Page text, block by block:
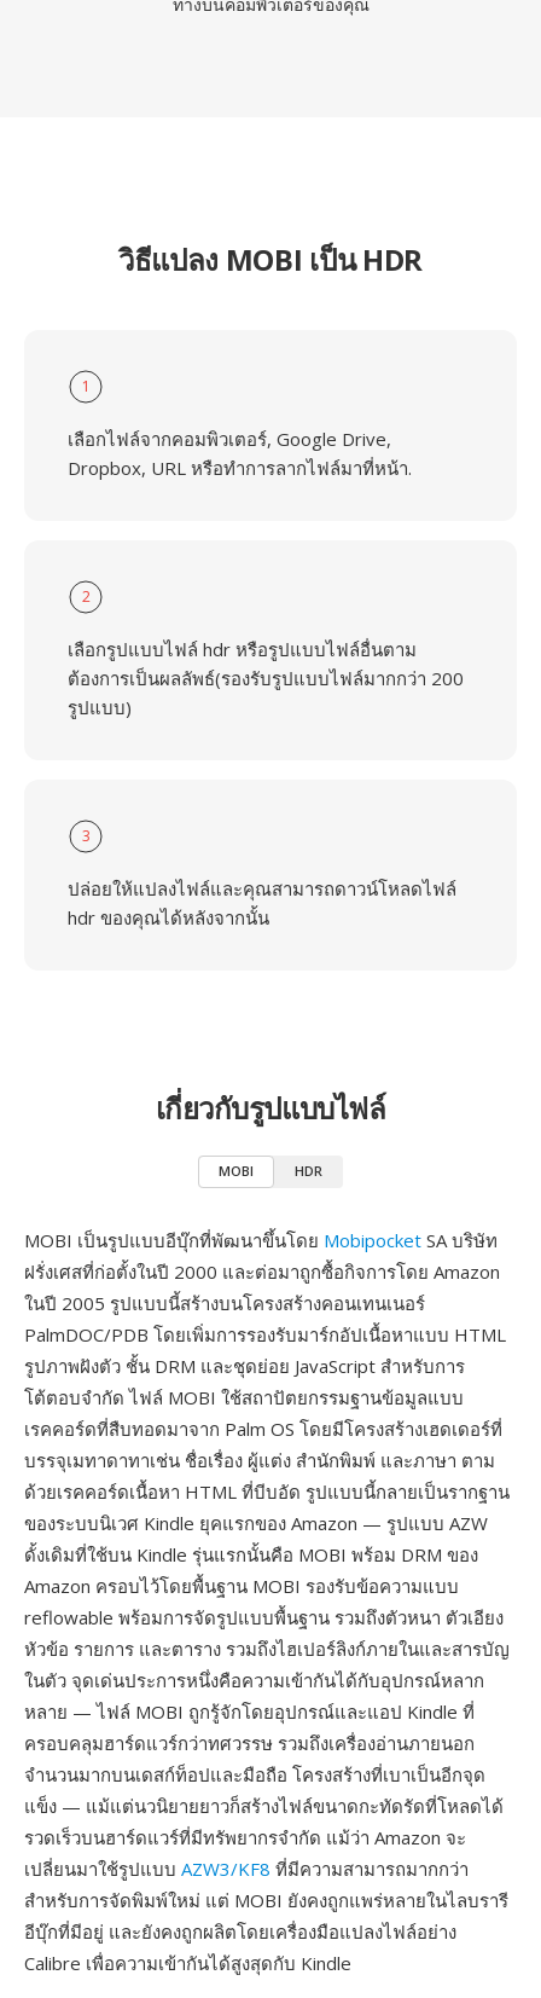
วิธีแปลง MOBI เป็น HDR
1
เลือกไฟล์จากคอมพิวเตอร์, Google Drive,
Dropbox, URL หรือทำการลากไฟล์มาที่หน้า.
2
เลือกรูปแบบไฟล์ hdr หรือรูปแบบไฟล์อื่นตาม
ต้องการเป็นผลลัพธ์(รองรับรูปแบบไฟล์มากกว่า 200
รูปแบบ)
3
ปล่อยให้แปลงไฟล์และคุณสามารถดาวน์โหลดไฟล์
hdr ของคุณได้หลังจากนั้น
เกี่ยวกับรูปแบบไฟล์
MOBI HDR
MOBI เป็นรูปแบบอีบุ๊กที่พัฒนาขึ้นโดย Mobipocket SA บริษัท
ฝรั่งเศสที่ก่อตั้งในปี 2000 และต่อมาถูกซื้อกิจการโดย Amazon
ในปี 2005 รูปแบบนี้สร้างบนโครงสร้างคอนเทนเนอร์
PalmDOC/PDB โดยเพิ่มการรองรับมาร์กอัปเนื้อหาแบบ HTML
รูปภาพฝังตัว ชั้น DRM และชุดย่อย JavaScript สำหรับการ
โต้ตอบจำกัด ไฟล์ MOBI ใช้สถาปัตยกรรมฐานข้อมูลแบบ
เรคคอร์ดที่สืบทอดมาจาก Palm OS โดยมีโครงสร้างเฮดเดอร์ที่
บรรจุเมทาดาทาเช่น ชื่อเรื่อง ผู้แต่ง สำนักพิมพ์ และภาษา ตาม
ด้วยเรคคอร์ดเนื้อหา HTML ที่บีบอัด รูปแบบนี้กลายเป็นรากฐาน
ของระบบนิเวศ Kindle ยุคแรกของ Amazon — รูปแบบ AZW
ดั้งเดิมที่ใช้บน Kindle รุ่นแรกนั้นคือ MOBI พร้อม DRM ของ
Amazon ครอบไว้โดยพื้นฐาน MOBI รองรับข้อความแบบ
reflowable พร้อมการจัดรูปแบบพื้นฐาน รวมถึงตัวหนา ตัวเอียง
หัวข้อ รายการ และตาราง รวมถึงไฮเปอร์ลิงก์ภายในและสารบัญ
ในตัว จุดเด่นประการหนึ่งคือความเข้ากันได้กับอุปกรณ์หลาก
หลาย — ไฟล์ MOBI ถูกรู้จักโดยอุปกรณ์และแอป Kindle ที่
ครอบคลุมฮาร์ดแวร์กว่าทศวรรษ รวมถึงเครื่องอ่านภายนอก
จำนวนมากบนเดสก์ท็อปและมือถือ โครงสร้างที่เบาเป็นอีกจุด
แข็ง — แม้แต่นวนิยายยาวก็สร้างไฟล์ขนาดกะทัดรัดที่โหลดได้
รวดเร็วบนฮาร์ดแวร์ที่มีทรัพยากรจำกัด แม้ว่า Amazon จะ
เปลี่ยนมาใช้รูปแบบ AZW3/KF8 ที่มีความสามารถมากกว่า
สำหรับการจัดพิมพ์ใหม่ แต่ MOBI ยังคงถูกแพร่หลายในไลบรารี
อีบุ๊กที่มีอยู่ และยังคงถูกผลิตโดยเครื่องมือแปลงไฟล์อย่าง
Calibre เพื่อความเข้ากันได้สูงสุดกับ Kindle